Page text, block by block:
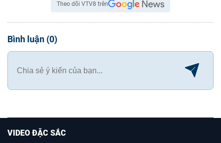
Theo dõi VTV8 trên
Bình luận (0)
VIDEO ĐẶC SẮC